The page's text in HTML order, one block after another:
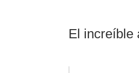
El increíble